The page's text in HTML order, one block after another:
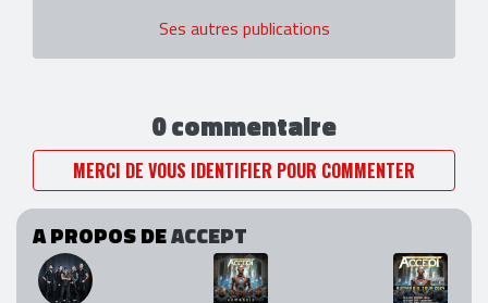
Ses autres publications
0 commentaire
MERCI DE VOUS IDENTIFIER POUR COMMENTER
A PROPOS DEACCEPT